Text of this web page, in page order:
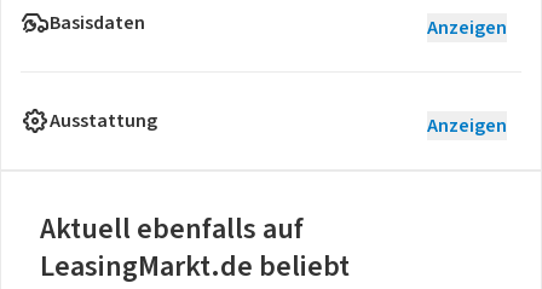
Basisdaten Anzeigen
Ausstattung Anzeigen
Aktuell ebenfalls auf
LeasingMarkt.de beliebt